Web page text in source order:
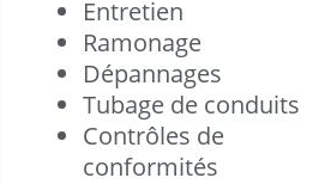
Entretien
Ramonage
Dépannages
Tubage de conduits
Contrôles de
conformités